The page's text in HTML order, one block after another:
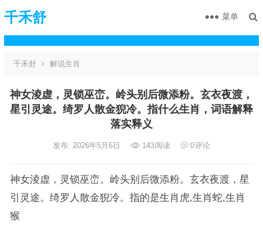
千禾舒 菜单
千禾舒 解说生肖
神女淩虚，灵锁巫峦。岭头别后微添粉。玄衣夜渡，
星引灵途。绮罗人散金猊冷。指什么生肖，词语解释
落实释义
发布: 2026年5月6日 143阅读 0评论
神女淩虚，灵锁巫峦。岭头别后微添粉。玄衣夜渡，星
引灵途。绮罗人散金猊冷。指的是生肖虎,生肖蛇,生肖
猴